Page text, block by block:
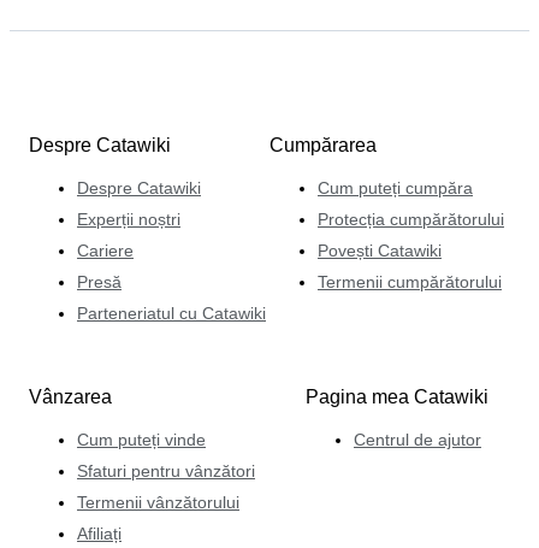
Despre Catawiki
Despre Catawiki
Experții noștri
Cariere
Presă
Parteneriatul cu Catawiki
Cumpărarea
Cum puteți cumpăra
Protecția cumpărătorului
Povești Catawiki
Termenii cumpărătorului
Vânzarea
Cum puteți vinde
Sfaturi pentru vânzători
Termenii vânzătorului
Afiliați
Pagina mea Catawiki
Centrul de ajutor